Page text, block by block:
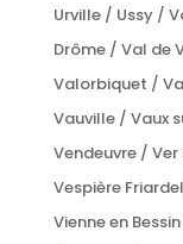
Urville / Ussy /
Drôme / Val de
Valorbiquet /
Vauville / Vaux
Vendeuvre /
Vespière
Vienne en